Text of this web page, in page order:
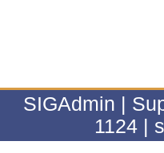
SIGAdmin |
1124 |